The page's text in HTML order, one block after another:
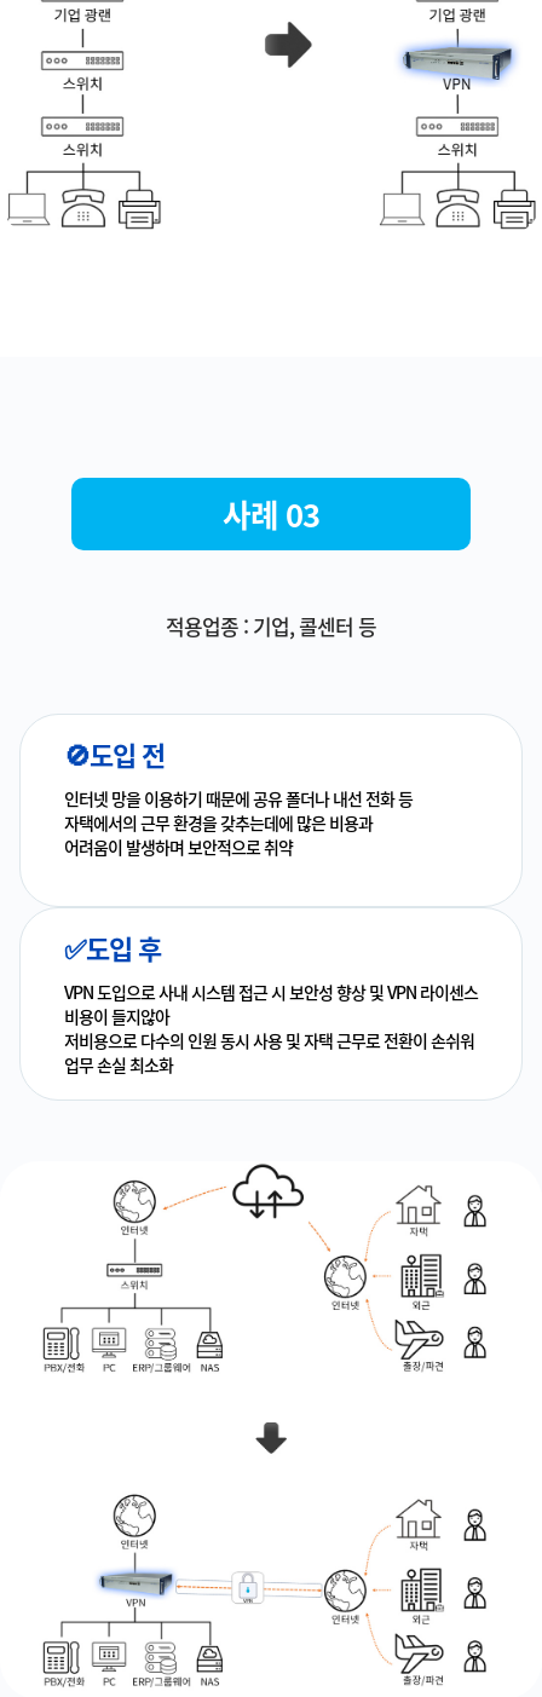
사례 03
적용업종 : 기업, 콜센터 등
🚫도입 전
인터넷 망을 이용하기 때문에 공유 폴더나 내선 전화 등
자택에서의 근무 환경을 갖추는데에 많은 비용과
어려움이 발생하며 보안적으로 취약
✅도입 후
VPN 도입으로 사내 시스템 접근 시 보안성 향상 및 VPN 라이센스
비용이 들지않아
저비용으로 다수의 인원 동시 사용 및 자택 근무로 전환이 손쉬워
업무 손실 최소화